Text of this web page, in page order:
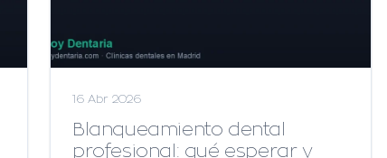
16 Abr 2026
Blanqueamiento dental
profesional: qué esperar y